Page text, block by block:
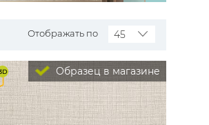
Отображать по 45
Образец в магазине